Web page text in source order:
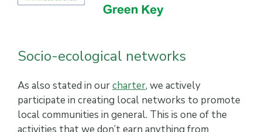
Socio-ecological networks
As also stated in ourcharter, we actively
participate in creating local networks to promote
local communities in general. This is one of the